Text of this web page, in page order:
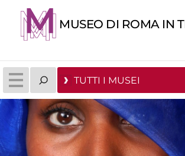
MUSEO DI ROMA IN
TUTTI I MUSEI